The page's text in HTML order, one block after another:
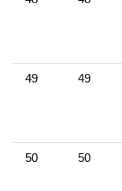
49 49
50 50